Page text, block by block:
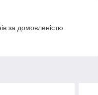
за домовленістю